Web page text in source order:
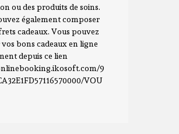
ou des produits de soins.
également composer
cadeaux. Vous pouvez
bons cadeaux en ligne
depuis ce lien
9
VOU